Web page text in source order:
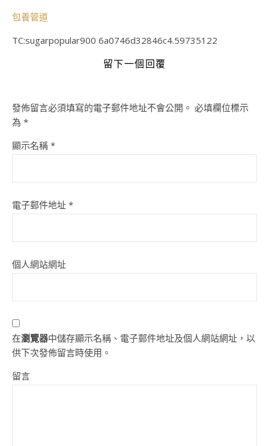
包養管道
TC:sugarpopular900 6a0746d32846c4.59735122
留下一個回覆
發佈留言必須填寫的電子郵件地址不會公開。 必填欄位標示
為 *
顯示名稱 *
電子郵件地址 *
個人網站網址
在瀏覽器中儲存顯示名稱、電子郵件地址及個人網站網址，以
供下次發佈留言時使用。
留言